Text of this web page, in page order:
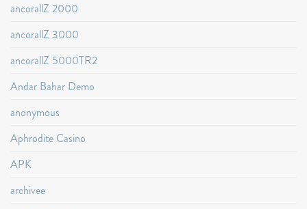
ancorallZ 2000
ancorallZ 3000
ancorallZ 5000TR2
Andar Bahar Demo
anonymous
Aphrodite Casino
APK
archivee